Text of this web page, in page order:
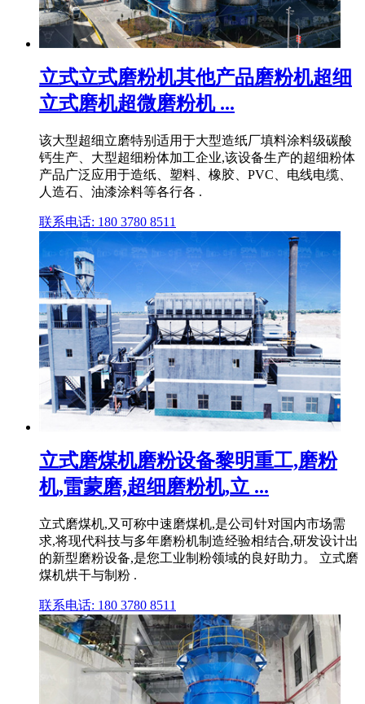
立式立式磨粉机其他产品磨粉机超细
立式磨机超微磨粉机 ...
该大型超细立磨特别适用于大型造纸厂填料涂料级碳酸
钙生产、大型超细粉体加工企业,该设备生产的超细粉体
产品广泛应用于造纸、塑料、橡胶、PVC、电线电缆、
人造石、油漆涂料等各行各 .
联系电话: 180 3780 8511
立式磨煤机磨粉设备黎明重工,磨粉
机,雷蒙磨,超细磨粉机,立 ...
立式磨煤机,又可称中速磨煤机,是公司针对国内市场需
求,将现代科技与多年磨粉机制造经验相结合,研发设计出
的新型磨粉设备,是您工业制粉领域的良好助力。 立式磨
煤机烘干与制粉 .
联系电话: 180 3780 8511